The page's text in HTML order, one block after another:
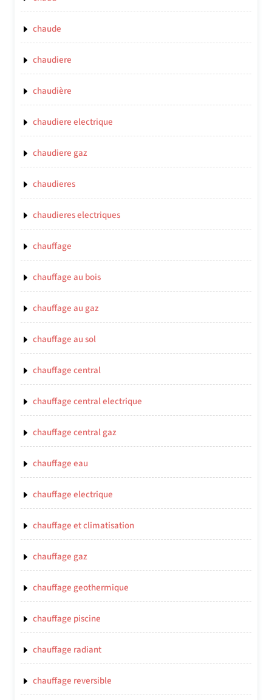
chaude
chaudiere
chaudière
chaudiere electrique
chaudiere gaz
chaudieres
chaudieres electriques
chauffage
chauffage au bois
chauffage au gaz
chauffage au sol
chauffage central
chauffage central electrique
chauffage central gaz
chauffage eau
chauffage electrique
chauffage et climatisation
chauffage gaz
chauffage geothermique
chauffage piscine
chauffage radiant
chauffage reversible